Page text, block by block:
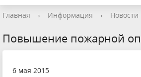
Главная › Информация › Новости
Повышение пожарной
6 мая 2015